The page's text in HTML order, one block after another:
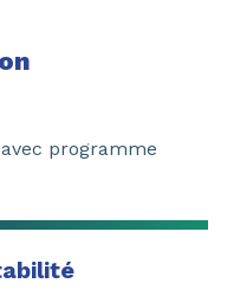
programme